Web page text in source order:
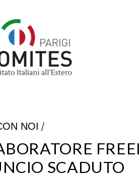
NOI /
SCADUTO